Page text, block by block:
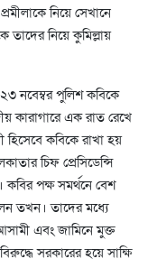
নিয়ে সেখানে
নিয়ে কুমিল্লায়
নবেম্বর পুলিশ কবিকে
কারাগারে এক রাত রেখে
হিসেবে কবিকে রাখা হয়
চিফ প্রেসিডেন্সি
পক্ষ সমর্থনে বেশ
তখন। তাদের মধ্যে
এবং জামিনে মুক্ত
সরকারের হয়ে সাক্ষি